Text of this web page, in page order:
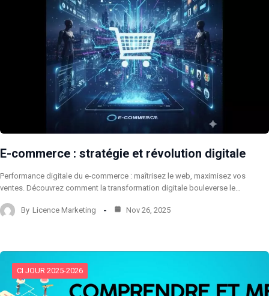
E-commerce : stratégie et révolution digitale
Performance digitale du e-commerce : maîtrisez le web, maximisez vos
ventes. Découvrez comment la transformation digitale bouleverse le…
By Licence Marketing Nov 26, 2025
CI JOUR 2025-2026